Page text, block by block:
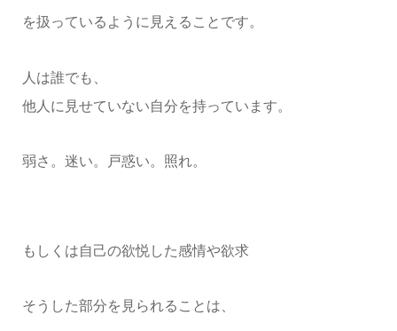
を扱っているように見えることです。
人は誰でも、
他人に見せていない自分を持っています。
弱さ。迷い。戸惑い。照れ。
もしくは自己の欲悦した感情や欲求
そうした部分を見られることは、